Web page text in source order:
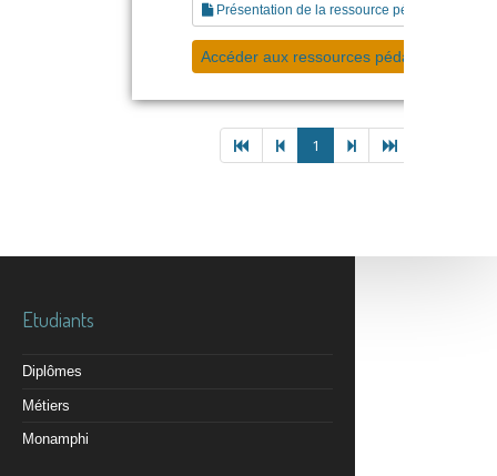
Présentation de la ressource pédagogique
Accéder aux ressources pédagogiques
1
Etudiants
Diplômes
Métiers
Monamphi